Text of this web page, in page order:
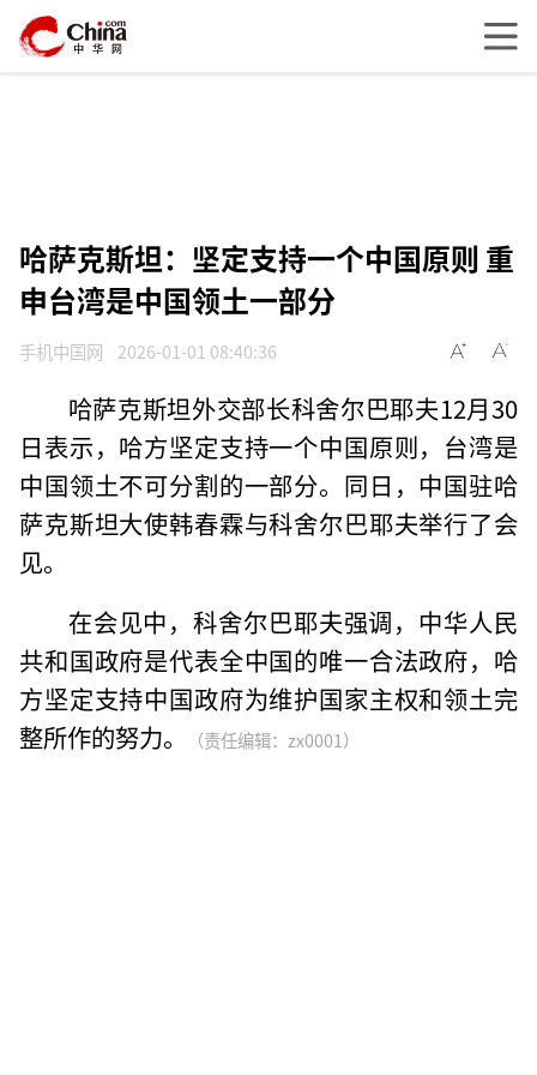
哈萨克斯坦：坚定支持一个中国原则 重
申台湾是中国领土一部分
手机中国网 2026-01-01 08:40:36
哈萨克斯坦外交部长科舍尔巴耶夫12月30
日表示，哈方坚定支持一个中国原则，台湾是
中国领土不可分割的一部分。同日，中国驻哈
萨克斯坦大使韩春霖与科舍尔巴耶夫举行了会
见。
在会见中，科舍尔巴耶夫强调，中华人民
共和国政府是代表全中国的唯一合法政府，哈
方坚定支持中国政府为维护国家主权和领土完
整所作的努力。
（责任编辑：zx0001）